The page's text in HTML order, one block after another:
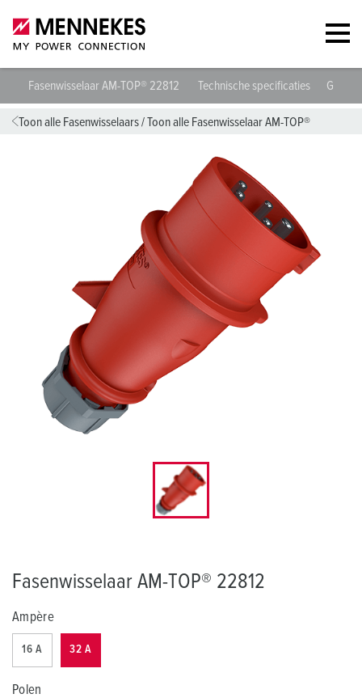
Fasenwisselaar AM-TOP® 22812 Technische specificaties
Toon alle Fasenwisselaars/Toon alle Fasenwisselaar AM-TOP®
Fasenwisselaar AM-TOP® 22812
Ampère
16 A 32 A
Polen